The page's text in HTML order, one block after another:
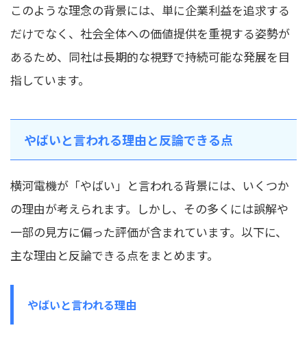
このような理念の背景には、単に企業利益を追求する
だけでなく、社会全体への価値提供を重視する姿勢が
あるため、同社は長期的な視野で持続可能な発展を目
指しています。
やばいと言われる理由と反論できる点
横河電機が「やばい」と言われる背景には、いくつか
の理由が考えられます。しかし、その多くには誤解や
一部の見方に偏った評価が含まれています。以下に、
主な理由と反論できる点をまとめます。
やばいと言われる理由